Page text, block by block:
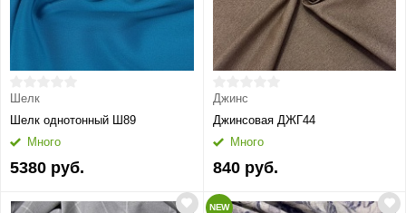
Шелк
Шелк однотонный Ш89
Много
5380 руб.
Джинс
Джинсовая ДЖГ44
Много
840 руб.
NEW